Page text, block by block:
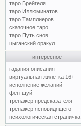
таро Брейгеля
таро Иллюминатов
таро Тамплиеров
сказочное таро
таро Путь снов
цыганский оракул
интересное
гадания описания
виртуальная жилетка 16+
исполнение желаний
фен-шуй
тренажер предсказателя
тренажер ясновидящего
психологическая страничка